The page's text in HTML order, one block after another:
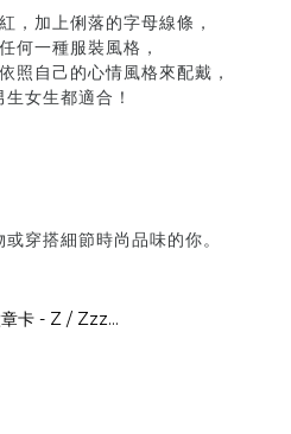
，加上俐落 的字母線條，
何一種服裝風格，
照自己的心情風格來配戴，
生女生都適合 ！
穿搭細節時尚品味的你。